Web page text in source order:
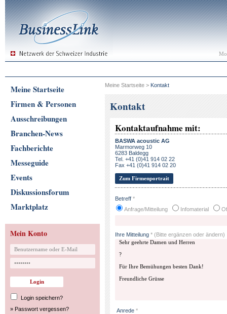
Meine Startseite
Firmen & Personen
Ausschreibungen
Branchen-News
Fachberichte
Messeguide
Events
Diskussionsforum
Marktplatz
Mein Konto
Login speichern?
» Passwort vergessen?
Meine Startseite > Kontakt
Kontakt
Kontaktaufnahme mit:
BASWA acoustic AG
Marmorweg 10
6283 Baldegg
Tel. +41 (0)41 914 02 22
Fax +41 (0)41 914 02 20
Zum Firmenportrait
Betreff *
Anfrage/Mitteilung
Infomaterial
Ihre Mitteilung * (Bitte ergänzen oder ändern)
Anrede *